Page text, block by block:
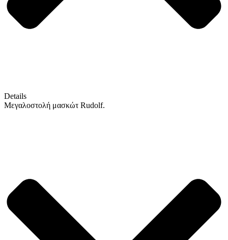
Details
Μεγαλοστολή μασκώτ Rudolf.